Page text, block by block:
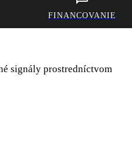
FINANCOVANIE
signály prostredníctvom